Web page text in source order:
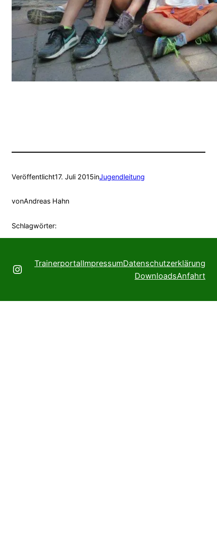
Veröffentlicht17. Juli 2015inJugendleitung
vonAndreas Hahn
Schlagwörter:
Instagram
TrainerportalImpressumDatenschutzerklärung
DownloadsAnfahrt